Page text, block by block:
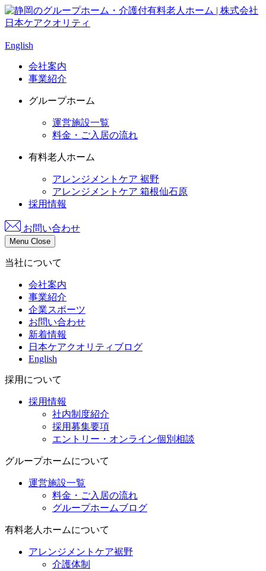
English
会社案内
事業紹介
グループホーム
運営施設一覧
料金・ご入居の流れ
有料老人ホーム
アレンジメントケア 裾野
アレンジメントケア 箱根仙石原
採用情報
お問い合わせ
Menu Close
当社について
会社案内
事業紹介
企業スポーツ
お問い合わせ
新着情報
日本ケアクオリティブログ
English
採用について
採用情報
社内制度紹介
採用募集要項
エントリー・オンライン個別相談
グループホームについて
運営施設一覧
料金・ご入居の流れ
グループホームブログ
有料老人ホームについて
アレンジメントケア裾野
介護体制